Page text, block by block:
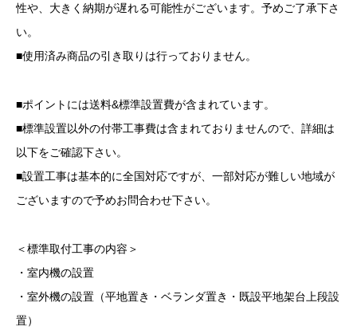
性や、大きく納期が遅れる可能性がございます。予めご了承下さ
い。
■使用済み商品の引き取りは行っておりません。
■ポイントには送料&標準設置費が含まれています。
■標準設置以外の付帯工事費は含まれておりませんので、詳細は
以下をご確認下さい。
■設置工事は基本的に全国対応ですが、一部対応が難しい地域が
ございますので予めお問合わせ下さい。
＜標準取付工事の内容＞
・室内機の設置
・室外機の設置（平地置き・ベランダ置き・既設平地架台上段設
置）